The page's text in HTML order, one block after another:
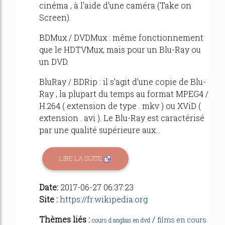
cinéma , à l'aide d'une caméra (Take on
Screen).
BDMux / DVDMux : même fonctionnement
que le HDTVMux, mais pour un Blu-Ray ou
un DVD.
BluRay / BDRip : il s'agit d'une copie de Blu-
Ray , la plupart du temps au format MPEG4 /
H.264 ( extension de type . mkv ) ou XViD (
extension . avi ). Le Blu-Ray est caractérisé
par une qualité supérieure aux...
LIRE LA SUITE
Date: 2017-06-27 06:37:23
Site :https://fr.wikipedia.org
Thèmes liés : cours d anglais en dvd / films en cours